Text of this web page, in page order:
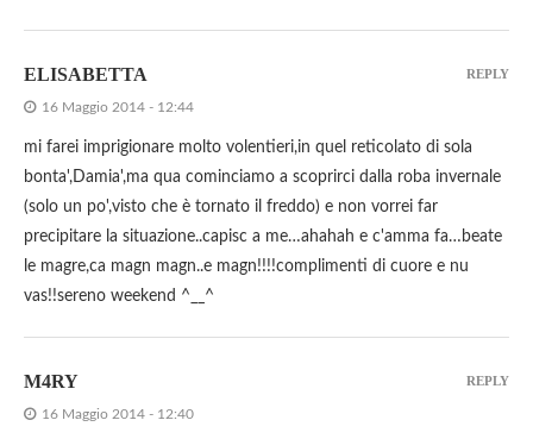
ELISABETTA
16 Maggio 2014 - 12:44
mi farei imprigionare molto volentieri,in quel reticolato di sola
bonta',Damia',ma qua cominciamo a scoprirci dalla roba invernale
(solo un po',visto che è tornato il freddo) e non vorrei far
precipitare la situazione..capisc a me…ahahah e c'amma fa…beate
le magre,ca magn magn..e magn!!!!complimenti di cuore e nu
vas!!sereno weekend ^__^
REPLY
M4RY
16 Maggio 2014 - 12:40
REPLY